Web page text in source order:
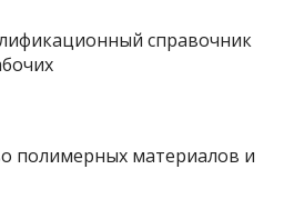
справочник
полимерных материалов и